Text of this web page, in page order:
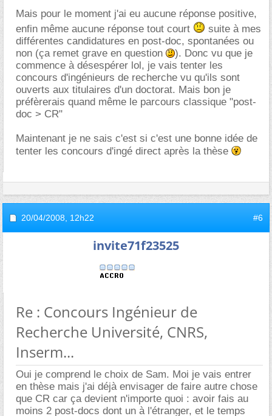
Mais pour le moment j'ai eu aucune réponse positive,
enfin même aucune réponse tout court
suite à mes
différentes candidatures en post-doc, spontanées ou
non (ça remet grave en question
). Donc vu que je
commence à désespérer lol, je vais tenter les
concours d'ingénieurs de recherche vu qu'ils sont
ouverts aux titulaires d'un doctorat. Mais bon je
préfèrerais quand même le parcours classique "post-
doc > CR"
Maintenant je ne sais c'est si c'est une bonne idée de
tenter les concours d'ingé direct après la thèse
20/04/2008, 12h22 #6
invite71f23525
Re : Concours Ingénieur de
Recherche Université, CNRS,
Inserm...
Oui je comprend le choix de Sam. Moi je vais entrer
en thèse mais j'ai déjà envisager de faire autre chose
que CR car ça devient n'importe quoi : avoir fais au
moins 2 post-docs dont un à l'étranger, et le temps